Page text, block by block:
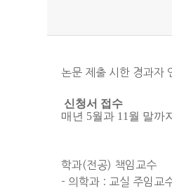
논문 제출 시한 경과자
신청서 접수
매년 5월과 11 월 말까
학과(전공) 책임교수
- 의학과 : 교실 주임교